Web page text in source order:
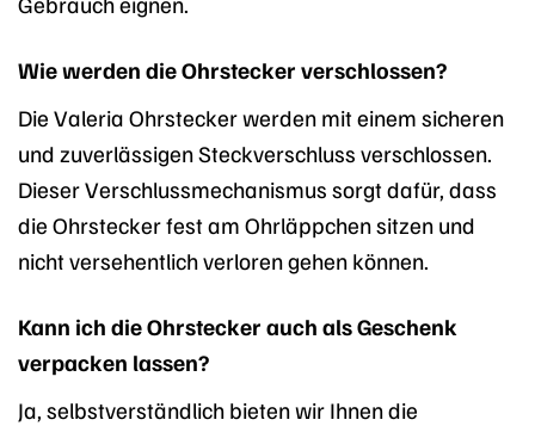
Wie werden die Ohrstecker verschlossen?
Die Valeria Ohrstecker werden mit einem sicheren
und zuverlässigen Steckverschluss verschlossen.
Dieser Verschlussmechanismus sorgt dafür, dass
die Ohrstecker fest am Ohrläppchen sitzen und
nicht versehentlich verloren gehen können.
Kann ich die Ohrstecker auch als Geschenk
verpacken lassen?
Ja, selbstverständlich bieten wir Ihnen die